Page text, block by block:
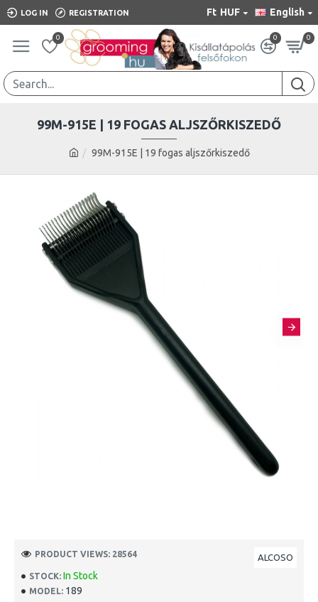
LOG IN REGISTRATION Ft HUF English
0 0 0
99M-915E | 19 fogas aljszőrkiszedő
99M-915E | 19 FOGAS ALJSZŐRKISZEDŐ
STOCK: In Stock
MODEL: 189
ALCOSO
PRODUCT VIEWS: 28564